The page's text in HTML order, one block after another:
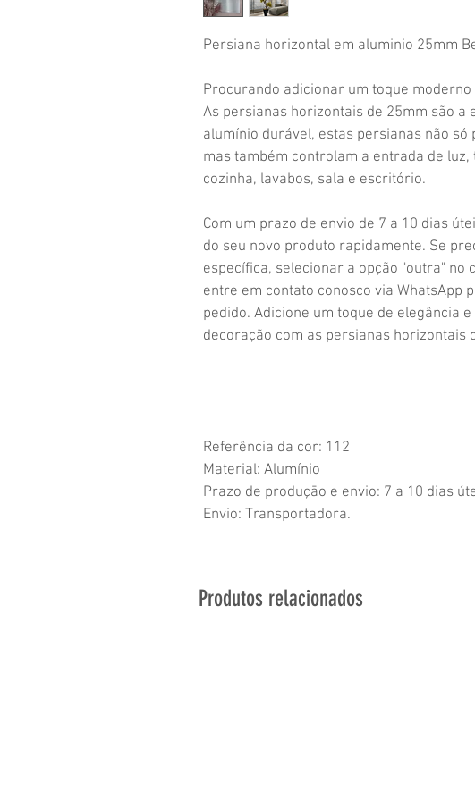
Persiana horizontal em aluminio 25mm
Procurando adicionar um toque
As persianas horizontais de 25mm são a
alumínio durável, estas persianas não
mas também controlam a entrada de
cozinha, lavabos, sala e escritório.
Com um prazo de envio de 7 a 10 dias
do seu novo produto rapidamente. Se
específica, selecionar a opção "outra" no
entre em contato conosco via WhatsApp
pedido. Adicione um toque de elegância
decoração com as persianas horizontais
Referência da cor: 112
Material: Alumínio
Prazo de produçāo e envio: 7 a 10 dias
Envio: Transportadora.
Produtos relacionados